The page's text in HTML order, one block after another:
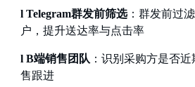
l Telegram群发前筛选：群发前过
户，提升送达率与点击率
l B端销售团队 ：识别采购方是否
售跟进